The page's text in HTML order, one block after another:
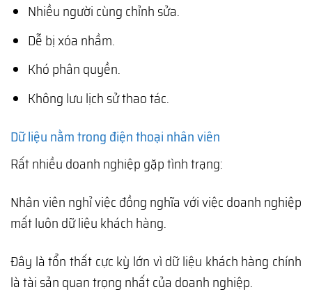
Nhiều người cùng chỉnh sửa.
Dễ bị xóa nhầm.
Khó phân quyền.
Không lưu lịch sử thao tác.
Dữ liệu nằm trong điện thoại nhân viên
Rất nhiều doanh nghiệp gặp tình trạng:
Nhân viên nghỉ việc đồng nghĩa với việc doanh nghiệp
mất luôn dữ liệu khách hàng.
Đây là tổn thất cực kỳ lớn vì dữ liệu khách hàng chính
là tài sản quan trọng nhất của doanh nghiệp.